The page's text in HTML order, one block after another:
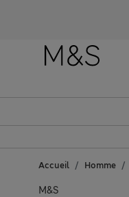
Accueil Homme
M&S